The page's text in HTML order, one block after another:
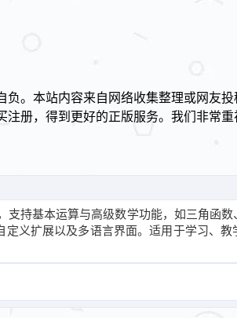
。本站内容来自网络收集整理或网友
册，得到更好的正版服务。我们非常
支持基本运算与高级数学功能，如三角函
义扩展以及多语言界面。适用于学习、